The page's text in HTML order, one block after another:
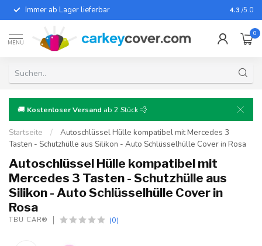
Immer ab Lager lieferbar Für fast
4.3 /5.0
MENU
0
🚚 Kostenloser Versand ab 2 Stück 💨
Startseite /
Autoschlüssel Hülle kompatibel mit Mercedes 3
Tasten - Schutzhülle aus Silikon - Auto Schlüsselhülle Cover in Rosa
Autoschlüssel Hülle kompatibel mit
Mercedes 3 Tasten - Schutzhülle aus
Silikon - Auto Schlüsselhülle Cover in
Rosa
TBU CAR® (0)